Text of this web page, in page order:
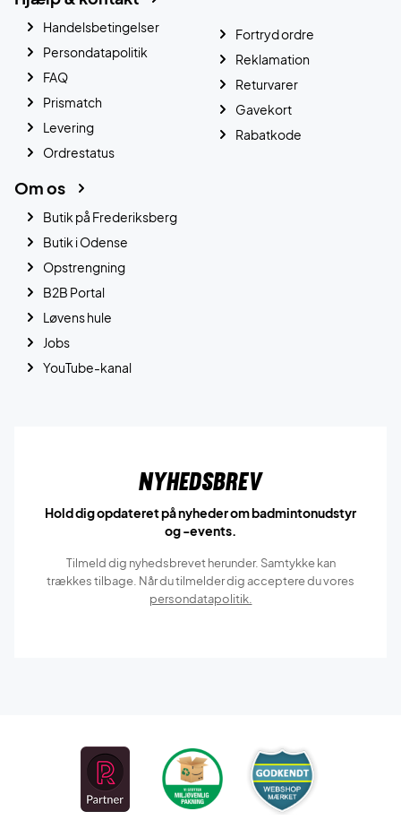
Handelsbetingelser
Persondatapolitik
FAQ
Prismatch
Levering
Ordrestatus
Fortryd ordre
Reklamation
Returvarer
Gavekort
Rabatkode
Om os
Butik på Frederiksberg
Butik i Odense
Opstrengning
B2B Portal
Løvens hule
Jobs
YouTube-kanal
Nyhedsbrev
Hold dig opdateret på nyheder om badmintonudstyr
og -events.
Tilmeld dig nyhedsbrevet herunder. Samtykke kan
trækkes tilbage. Når du tilmelder dig acceptere du vores
persondatapolitik.